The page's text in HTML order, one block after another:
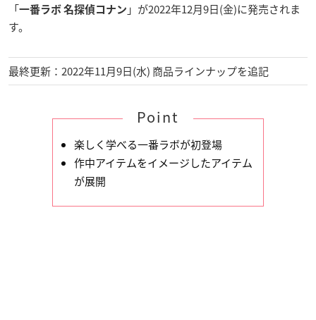
「一番ラボ 名探偵コナン 」が2022年12月9日(金)に発売されま
す。
最終更新：2022年11月9日(水) 商品ラインナップを追記
Point
楽しく学べる一番ラボが初登場
作中アイテムをイメージしたアイテム
が展開